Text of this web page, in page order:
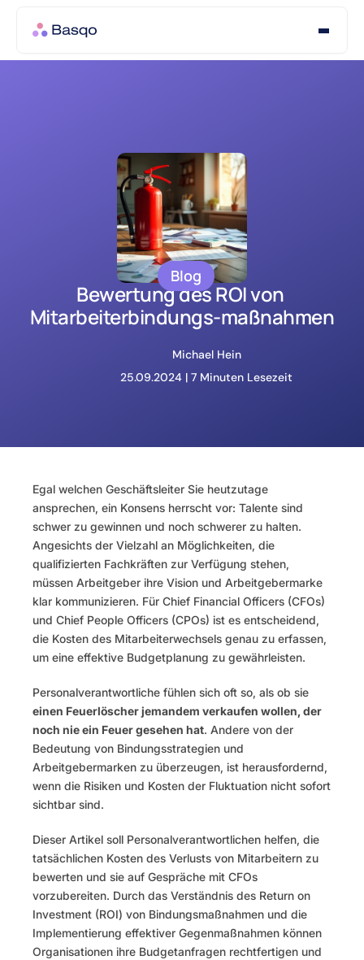
Bewertung des ROI von
Mitarbeiterbindungs-maßnahmen
Michael Hein
25.09.2024 | 7 Minuten Lesezeit
Blog
Egal welchen Geschäftsleiter Sie heutzutage
ansprechen, ein Konsens herrscht vor: Talente sind
schwer zu gewinnen und noch schwerer zu halten.
Angesichts der Vielzahl an Möglichkeiten, die
qualifizierten Fachkräften zur Verfügung stehen,
müssen Arbeitgeber ihre Vision und Arbeitgebermarke
klar kommunizieren. Für Chief Financial Officers (CFOs)
und Chief People Officers (CPOs) ist es entscheidend,
die Kosten des Mitarbeiterwechsels genau zu erfassen,
um eine effektive Budgetplanung zu gewährleisten.
einen Feuerlöscher jemandem verkaufen wollen, der
noch nie ein Feuer gesehen hat. Andere von der
Bedeutung von Bindungsstrategien und
Arbeitgebermarken zu überzeugen, ist herausfordernd,
wenn die Risiken und Kosten der Fluktuation nicht sofort
sichtbar sind.
Dieser Artikel soll Personalverantwortlichen helfen, die
tatsächlichen Kosten des Verlusts von Mitarbeitern zu
bewerten und sie auf Gespräche mit CFOs
vorzubereiten. Durch das Verständnis des Return on
Investment (ROI) von Bindungsmaßnahmen und die
Implementierung effektiver Gegenmaßnahmen können
Organisationen ihre Budgetanfragen rechtfertigen und